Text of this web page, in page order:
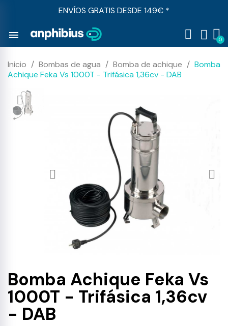
ENVÍOS GRATIS DESDE 149€ *
menu
Inicio Bombas de agua Bomba de achique
Bomba
Achique Feka Vs 1000T - Trifásica 1,36cv - DAB
Bomba Achique Feka Vs
1000T - Trifásica 1,36cv
- DAB